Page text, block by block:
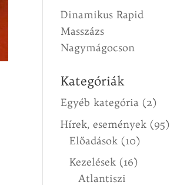
Dinamikus Rapid
Masszázs
Nagymágocson
Kategóriák
Egyéb kategória (2)
Hírek, események (95)
Előadások (10)
Kezelések (16)
Atlantiszi